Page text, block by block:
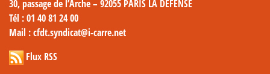
30, passage de l’Arche – 92055 PARIS LA DÉFENSE
Tél : 01 40 81 24 00
Mail : cfdt.syndicat@i-carre.net
Flux RSS